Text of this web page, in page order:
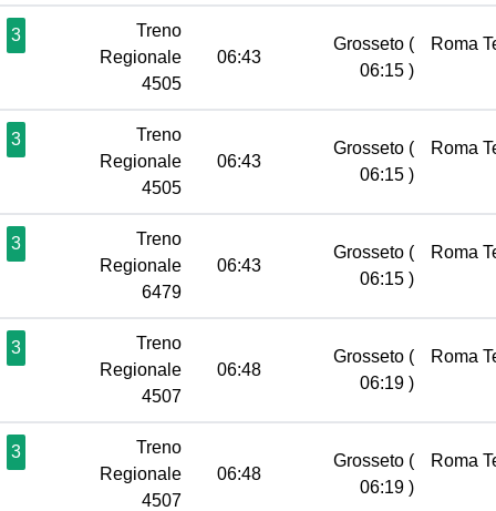
3
Treno
Regionale
4505
06:43
Grosseto (
06:15 )
Roma
3
Treno
Regionale
4505
06:43
Grosseto (
06:15 )
Roma
3
Treno
Regionale
6479
06:43
Grosseto (
06:15 )
Roma
3
Treno
Regionale
4507
06:48
Grosseto (
06:19 )
Roma
3
Treno
Regionale
4507
06:48
Grosseto (
06:19 )
Roma